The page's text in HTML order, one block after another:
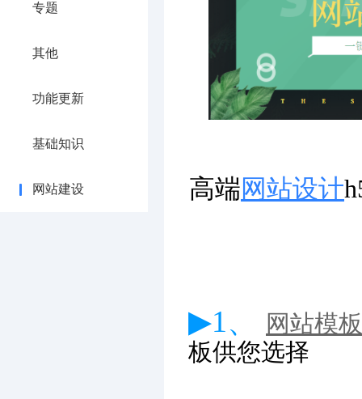
专题
其他
功能更新
基础知识
网站建设 高端网站设计
▶1、
网站模板
板供您选择